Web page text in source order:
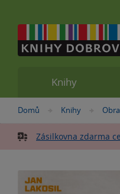
Nacházíte
zde:
Domů »
Knihy »
Zásilkovna zdarma
Knihy